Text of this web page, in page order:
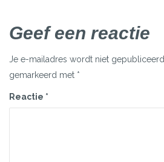
Geef een reactie
Je e-mailadres wordt niet gepubliceerd.
gemarkeerd met *
Reactie *